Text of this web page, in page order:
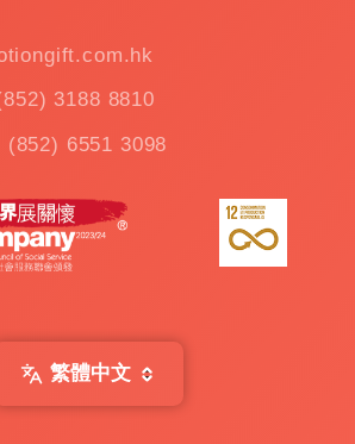
傳播工具
品不僅在功能和實用性上勝出，
成為您營銷活動中的焦點，吸引
法，同時也在為我們的品牌贏得
喜愛。所以，如果您想將您的企
3188 8810
(852) 6551 3098
繁體中文